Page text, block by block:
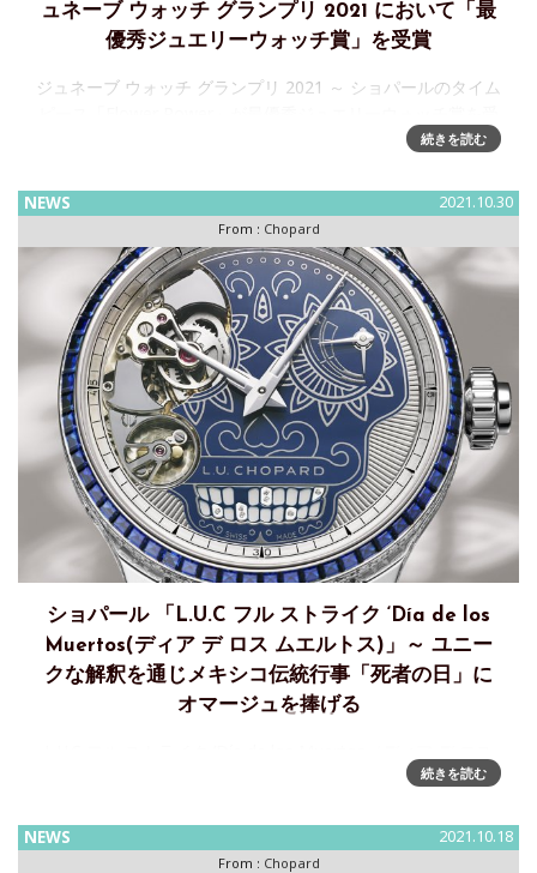
ュネーブ ウォッチ グランプリ 2021 において「最
優秀ジュエリーウォッチ賞」を受賞
ジュネーブ ウォッチ グランプリ 2021 ～ ショパールのタイム
賞ショパール共同社長のカール‐フリードリッヒ・ショイフレ
続きを読む
NEWS 2021.10.30
From : Chopard
ショパール 「L.U.C フル ストライク ‘Día de los
Muertos(ディア デ ロス ムエルトス)」～ ユニー
クな解釈を通じメキシコ伝統行事「死者の日」に
オマージュを捧げる
ムエルトス）’ ～ ショパール マニュファクチュールのミニッ
続きを読む
NEWS 2021.10.18
From : Chopard